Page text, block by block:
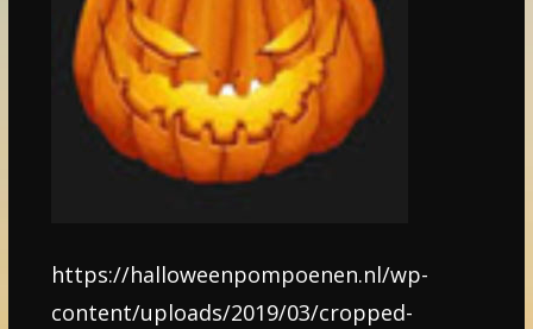
https://halloweenpompoenen.nl/wp-
content/uploads/2019/03/cropped-